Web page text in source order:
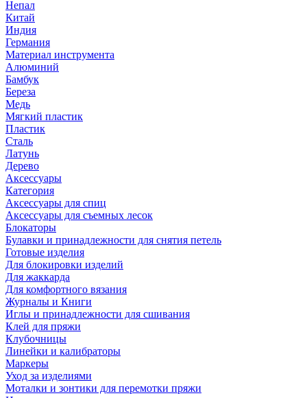
Непал
Китай
Индия
Германия
Материал инструмента
Алюминий
Бамбук
Береза
Медь
Мягкий пластик
Пластик
Сталь
Латунь
Дерево
Аксессуары
Категория
Аксессуары для спиц
Аксессуары для съемных лесок
Блокаторы
Булавки и принадлежности для снятия петель
Готовые изделия
Для блокировки изделий
Для жаккарда
Для комфортного вязания
Журналы и Книги
Иглы и принадлежности для сшивания
Клей для пряжи
Клубочницы
Линейки и калибраторы
Маркеры
Уход за изделиями
Моталки и зонтики для перемотки пряжи